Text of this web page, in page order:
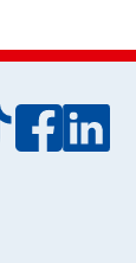
TikTokFacebook